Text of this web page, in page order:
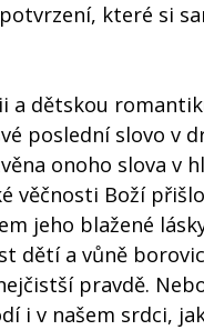
které si
dětskou
poslední slovo v
onoho slova v
věčnosti Boží
jeho blažené
dětí a vůně
pravdě.
i v našem srdci,